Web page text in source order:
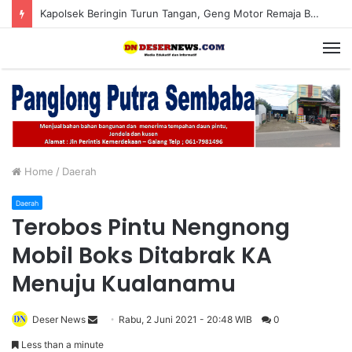
Kapolsek Beringin Turun Tangan, Geng Motor Remaja Bersenjata Celurit Digulung Saat Subuh
Home / Daerah
Daerah
Terobos Pintu Nengnong
Mobil Boks Ditabrak KA
Menuju Kualanamu
Deser News Rabu, 2 Juni 2021 - 20:48 WIB 0
Less than a minute